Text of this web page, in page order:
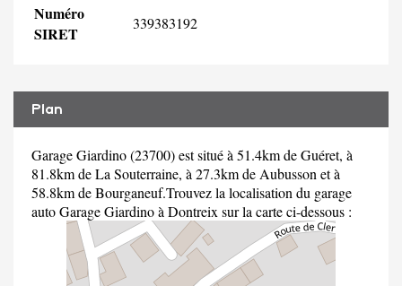
Numéro
SIRET
339383192
Plan
Garage Giardino (23700) est situé à 51.4km de Guéret, à
81.8km de La Souterraine, à 27.3km de Aubusson et à
58.8km de Bourganeuf.Trouvez la localisation du garage
auto Garage Giardino à Dontreix sur la carte ci-dessous :